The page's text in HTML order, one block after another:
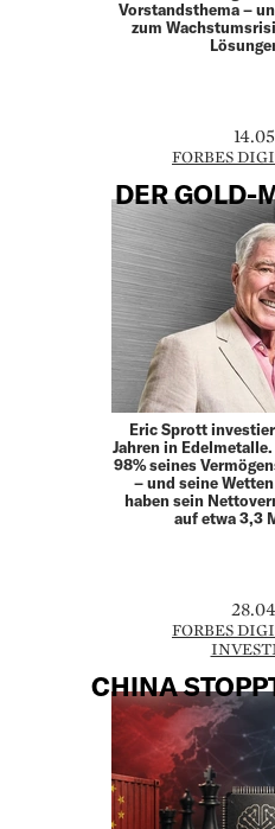
Vorstandsthema –
zum
FORBES
DER GOLD-
Eric Sprott
Jahren in
98% seines
– und seine
haben sein
auf etwa 3,3
FORBES
CHINA